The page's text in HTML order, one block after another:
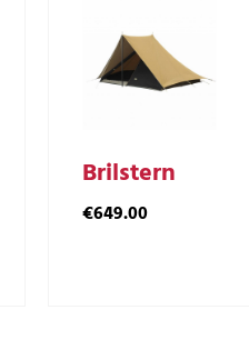
Brilstern
€649.00